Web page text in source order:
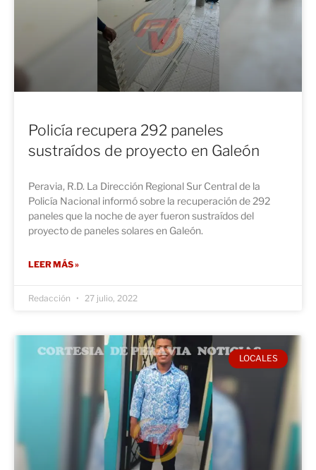
Policía recupera 292 paneles
sustraídos de proyecto en Galeón
Peravia, R.D. La Dirección Regional Sur Central de la
Policía Nacional informó sobre la recuperación de 292
paneles que la noche de ayer fueron sustraídos del
proyecto de paneles solares en Galeón.
LEER MÁS »
Redacción 27 julio, 2022
LOCALES